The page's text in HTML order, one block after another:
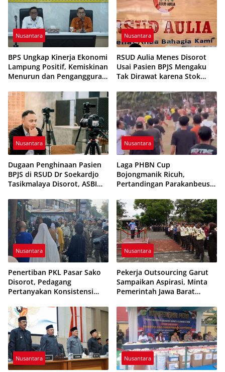
Nusantara
BPS Ungkap Kinerja Ekonomi
Lampung Positif, Kemiskinan
Menurun dan Pengangguran
Nusantara
RSUD Aulia Menes Disorot
Usai Pasien BPJS Mengaku
Tak Dirawat karena Stok
Nusantara
Dugaan Penghinaan Pasien
BPJS di RSUD Dr Soekardjo
Tasikmalaya Disorot, ASBI
Etika Pelayanan
Nusantara
Laga PHBN Cup
Bojongmanik Ricuh,
Pertandingan Parakanbeusi
Dihentikan
Nusantara
Penertiban PKL Pasar Sako
Disorot, Pedagang
Pertanyakan Konsistensi
Pungutan
Nusantara
Pekerja Outsourcing Garut
Sampaikan Aspirasi, Minta
Pemerintah Jawa Barat
Nusantara Nusantara